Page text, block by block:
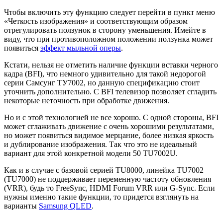
Чтобы включить эту функцию следует перейти в пункт меню
«Четкость изображения» и соответствующим образом
отрегулировать ползунок в сторону уменьшения. Имейте в
виду, что при противоположном положении ползунка может
появиться эффект мыльной оперы.
Кстати, нельзя не отметить наличие функции вставки черного
кадра (BFI), что немного удивительно для такой недорогой
серии Самсунг ТУ7002, но данную спецификацию стоит
уточнить дополнительно. С BFI телевизор позволяет сгладить
некоторые неточность при обработке движения.
Но и с этой технологией не все хорошо. С одной стороны, BFI
может сглаживать движение с очень хорошими результатами,
но может появиться видимое мерцание, более низкая яркость
и дублирование изображения. Так что это не идеальный
вариант для этой конкретной модели 50 TU7002U.
Как и в случае с базовой серией TU8000, линейка TU7002
(TU7000) не поддерживает переменную частоту обновления
(VRR), будь то FreeSync, HDMI Forum VRR или G-Sync. Если
нужны именно такие функции, то придется взглянуть на
варианты Samsung QLED.